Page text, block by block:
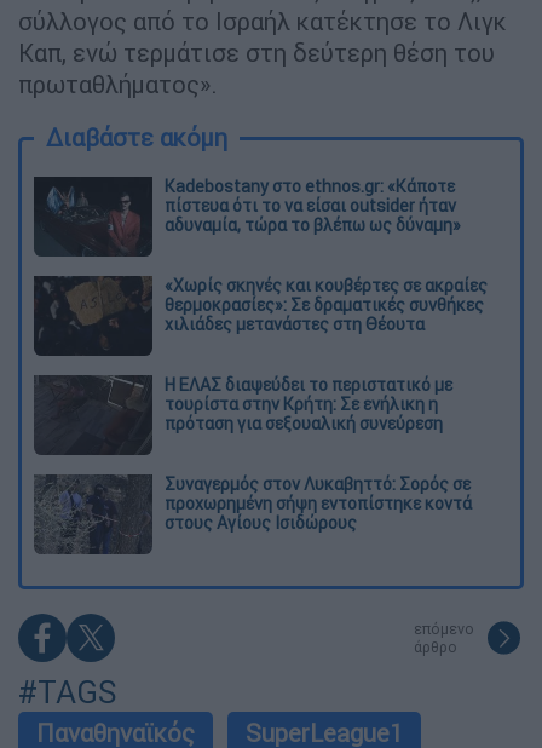
σύλλογος από το Ισραήλ κατέκτησε το Λιγκ
Καπ, ενώ τερμάτισε στη δεύτερη θέση του
πρωταθλήματος».
Διαβάστε ακόμη
Kadebostany στο ethnos.gr: «Κάποτε
πίστευα ότι το να είσαι outsider ήταν
αδυναμία, τώρα το βλέπω ως δύναμη»
«Χωρίς σκηνές και κουβέρτες σε ακραίες
θερμοκρασίες»: Σε δραματικές συνθήκες
χιλιάδες μετανάστες στη Θέουτα
Η ΕΛΑΣ διαψεύδει το περιστατικό με
τουρίστα στην Κρήτη: Σε ενήλικη η
πρόταση για σεξουαλική συνεύρεση
Συναγερμός στον Λυκαβηττό: Σορός σε
προχωρημένη σήψη εντοπίστηκε κοντά
στους Αγίους Ισιδώρους
επόμενο
άρθρο
#TAGS
Παναθηναϊκός SuperLeague1